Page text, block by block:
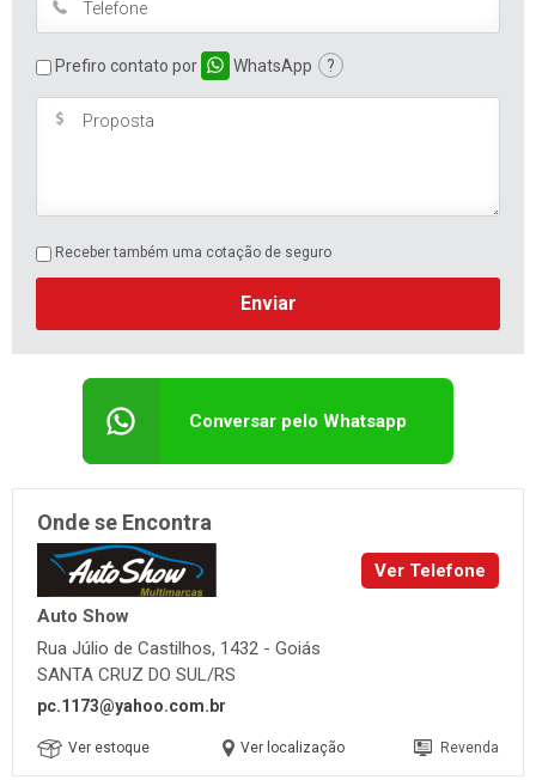
Prefiro contato por WhatsApp ?
Receber também uma cotação de seguro
Enviar
Conversar pelo Whatsapp
Onde se Encontra
Ver Telefone
Auto Show
Rua Júlio de Castilhos, 1432 - Goiás
SANTA CRUZ DO SUL/RS
pc.1173@yahoo.com.br
Ver estoque Ver localização Revenda